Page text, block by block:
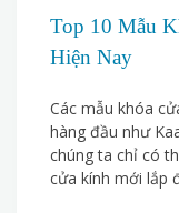
Top 10 Mẫu
Hiện Nay
Các mẫu khóa
hàng đầu như
chúng ta chỉ có
cửa kính mới lắp